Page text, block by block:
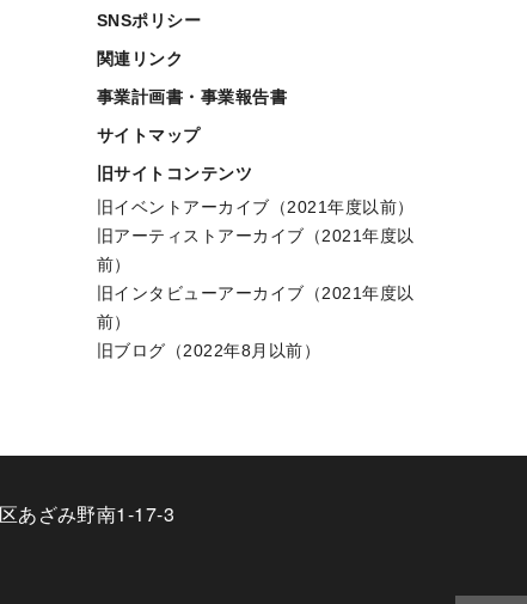
SNSポリシー
関連リンク
事業計画書・事業報告書
サイトマップ
旧サイトコンテンツ
旧イベントアーカイブ（2021年度以前）
旧アーティストアーカイブ（2021年度以
前）
旧インタビューアーカイブ（2021年度以
前）
旧ブログ（2022年8月以前）
あざみ野南1-17-3